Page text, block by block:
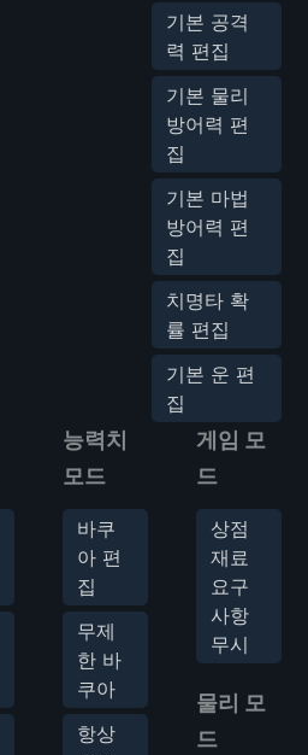
기본 공격
력 편집
기본 물리
방어력 편
집
기본 마법
방어력 편
집
치명타 확
률 편집
기본 운 편
집
능력치
모드
바쿠
아 편
집
무제
한 바
쿠아
항상
게임 모
드
상점
재료
요구
사항
무시
물리 모
드